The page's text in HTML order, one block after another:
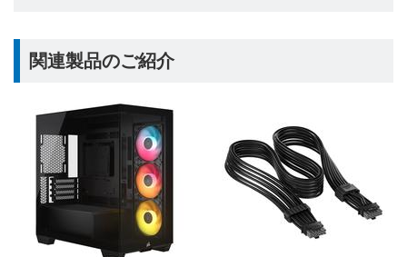
関連製品のご紹介